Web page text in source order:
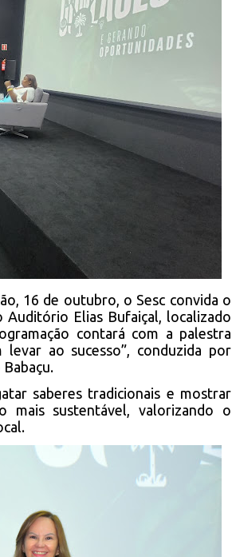
16 de outubro, o Sesc convida o
Auditório Elias Bufaiçal, localizado
contará com a palestra
ao sucesso”, conduzida por
saberes tradicionais e mostrar
sustentável, valorizando o